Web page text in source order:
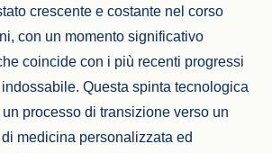
crescente e costante nel corso
con un momento significativo
coincide con i più recenti progressi
Questa spinta tecnologica
processo di transizione verso un
medicina personalizzata ed